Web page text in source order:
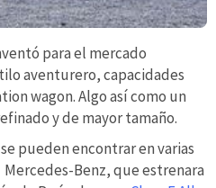
para el mercado
aventurero, capacidades
wagon. Algo así como un
y de mayor tamaño.
pueden encontrar en varias
Mercedes-Benz, que estrenara